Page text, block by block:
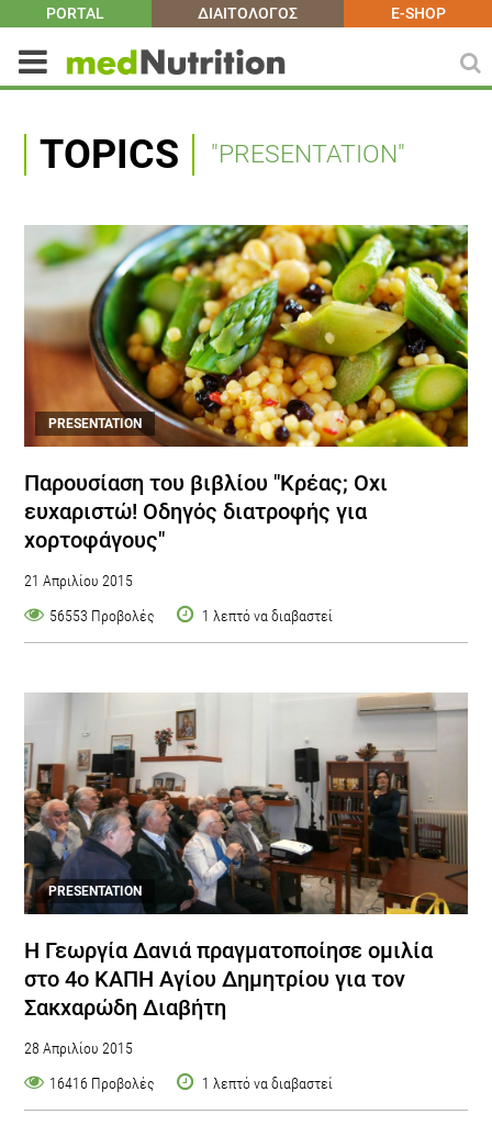
PORTAL ΔΙΑΙΤΟΛΟΓΟΣ E-SHOP
TOPICS "PRESENTATION"
PRESENTATION
Παρουσίαση του βιβλίου "Κρέας; Οχι
ευχαριστώ! Οδηγός διατροφής για
χορτοφάγους"
21 Απριλίου 2015
56553 Προβολές
1 λεπτό να διαβαστεί
PRESENTATION
H Γεωργία Δανιά πραγματοποίησε ομιλία
στο 4ο ΚΑΠΗ Αγίου Δημητρίου για τον
Σακχαρώδη Διαβήτη
28 Απριλίου 2015
16416 Προβολές
1 λεπτό να διαβαστεί